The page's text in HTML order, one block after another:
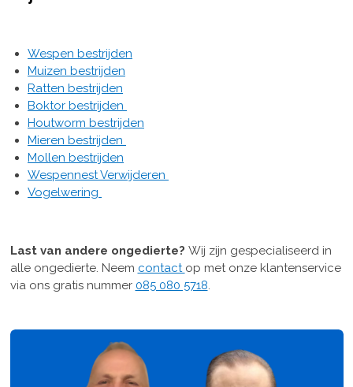
Wespen bestrijden
Muizen bestrijden
Ratten bestrijden
Boktor bestrijden
Houtworm bestrijden
Mieren bestrijden
Mollen bestrijden
Wespennest Verwijderen
Vogelwering
Last van andere ongedierte? Wij zijn gespecialiseerd in
alle ongedierte. Neem contact op met onze klantenservice
via ons gratis nummer 085 080 5718.